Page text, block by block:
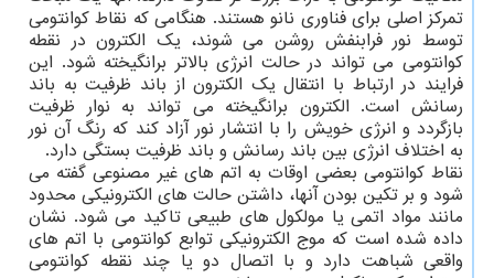
تمرکز اصلی برای فناوری نانو هستند. هنگامی که نقاط کوانتومی
توسط نور فرابنفش روشن می شوند، یک الکترون در نقطه
کوانتومی می تواند در حالت انرژی بالاتر برانگیخته شود. این
فرایند در ارتباط با انتقال یک الکترون از باند ظرفیت به باند
رسانش است. الکترون برانگیخته می تواند به نوار ظرفیت
بازگردد و انرژی خویش را با انتشار نور آزاد کند که رنگ آن نور
به اختلاف انرژی بین باند رسانش و باند ظرفیت بستگی دارد.
نقاط کوانتومی بعضی اوقات به اتم های غیر مصنوعی گفته می
شود و بر تکین بودن آنها، داشتن حالت های الکترونیکی محدود
مانند مواد اتمی یا مولکول های طبیعی تاکید می شود. نشان
داده شده است که موج الکترونیکی توابع کوانتومی با اتم های
واقعی شباهت دارد و با اتصال دو یا چند نقطه کوانتومی